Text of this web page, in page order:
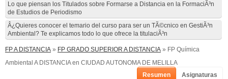
Lo que piensan los Titulados sobre Formarse a Distancia en la FormaciÃ³n
de Estudios de Periodismo
Â¿Quieres conocer el temario del curso para ser un TÃ©cnico en GestiÃ³n
Ambiental? Te explicamos todo lo que ofrece la titulaciÃ³n
FP A DISTANCIA » FP GRADO SUPERIOR A DISTANCIA » FP Química
Ambiental A DISTANCIA en CIUDAD AUTONOMA DE MELILLA
Resumen
Asignaturas